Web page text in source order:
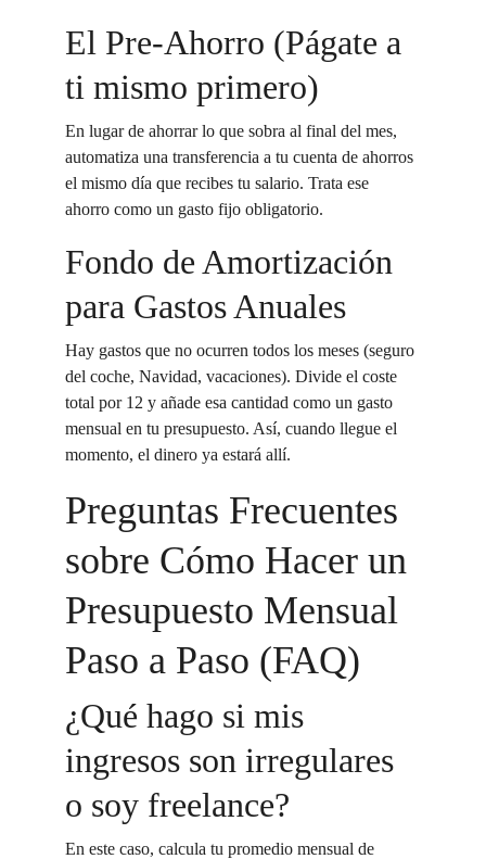
El Pre-Ahorro (Págate a
ti mismo primero)
En lugar de ahorrar lo que sobra al final del mes,
automatiza una transferencia a tu cuenta de ahorros
el mismo día que recibes tu salario. Trata ese
ahorro como un gasto fijo obligatorio.
Fondo de Amortización
para Gastos Anuales
Hay gastos que no ocurren todos los meses (seguro
del coche, Navidad, vacaciones). Divide el coste
total por 12 y añade esa cantidad como un gasto
mensual en tu presupuesto. Así, cuando llegue el
momento, el dinero ya estará allí.
Preguntas Frecuentes
sobre Cómo Hacer un
Presupuesto Mensual
Paso a Paso (FAQ)
¿Qué hago si mis
ingresos son irregulares
o soy freelance?
En este caso, calcula tu promedio mensual de